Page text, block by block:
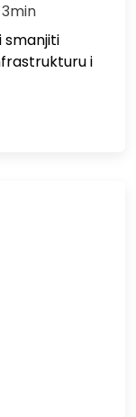
smanjiti
i